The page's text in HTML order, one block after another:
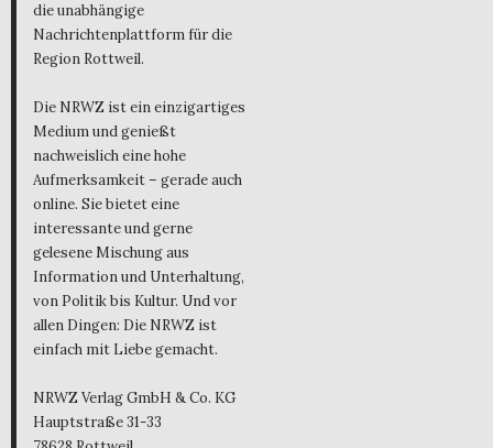
die unabhängige
Nachrichtenplattform für die
Region Rottweil.
Die NRWZ ist ein einzigartiges
Medium und genießt
nachweislich eine hohe
Aufmerksamkeit – gerade auch
online. Sie bietet eine
interessante und gerne
gelesene Mischung aus
Information und Unterhaltung,
von Politik bis Kultur. Und vor
allen Dingen: Die NRWZ ist
einfach mit Liebe gemacht.
NRWZ Verlag GmbH & Co. KG
Hauptstraße 31-33